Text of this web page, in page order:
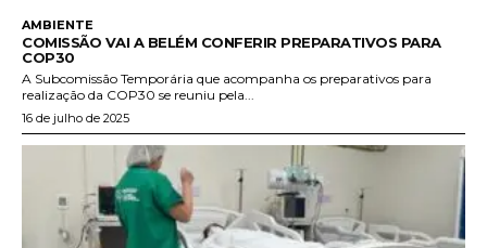
AMBIENTE
COMISSÃO VAI A BELÉM CONFERIR PREPARATIVOS PARA
COP30
A Subcomissão Temporária que acompanha os preparativos para
realização da COP30 se reuniu pela...
16 de julho de 2025